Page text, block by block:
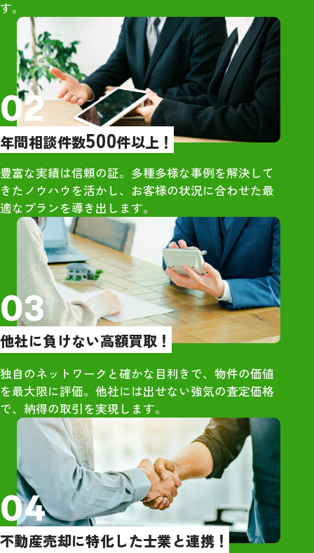
橋さんを選びましたが、間違い
なかったと今では確信していま
す。お世話になり大変ありがと
うございました。
・大手は営業が
象だったが、グ
グさんは営業的
し
・大手からもオ
が、最も高額だ
ンハウジングさ
独自の販路が強
【所感】
・社員の方々は
さん明るい雰囲
りました。単な
はなく、人とし
くれているの
・市原さん自身
で、当時の同
できる人柄でし
さや気遣いが、
囲気づくりにも
と感じました。
・久しぶりに
高校時代のこと
くれており、相
す。
02
年間相談件数500件以上！
豊富な実績は信頼の証。多種多様な事例を解決して
きたノウハウを活かし、お客様の状況に合わせた最
適なプランを導き出します。
03
他社に負けない高額買取！
独自のネットワークと確かな目利きで、物件の価値
を最大限に評価。他社には出せない強気の査定価格
で、納得の取引を実現します。
04
不動産売却に特化した士業と連携！